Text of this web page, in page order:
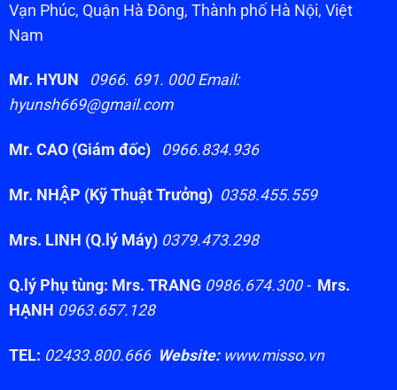
Vạn Phúc, Quận Hà Đông, Thành phố Hà Nội, Việt
Nam
Mr. HYUN
0966. 691. 000 Email:
hyunsh669@gmail.com
Mr. CAO (Giám đốc) 0966.834.936
Mr. NHẬP (Kỹ Thuật Trưởng) 0358.455.559
Mrs. LINH (Q.lý Máy) 0379.473.298
Q.lý Phụ tùng: Mrs. TRANG 0986.674.300 - Mrs.
HẠNH 0963.657.128
TEL: 02433.800.666 Website:www.misso.vn